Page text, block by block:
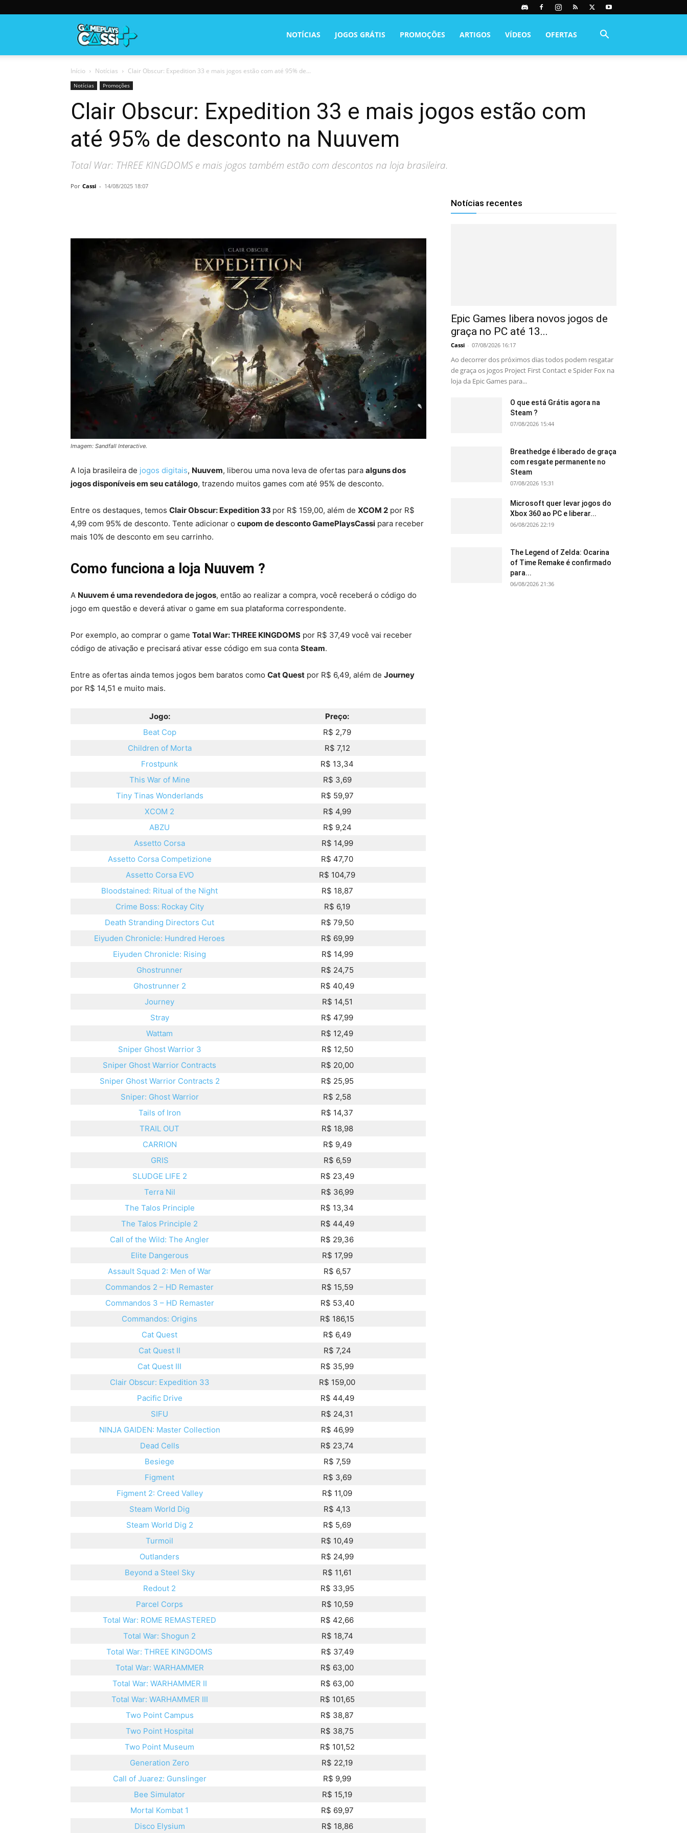
NOTÍCIAS JOGOS GRÁTIS PROMOÇÕES ARTIGOS VÍDEOS OFERTAS
Início Notícias Clair Obscur: Expedition 33 e mais jogos estão com até 95% de...
Notícias Promoções
Clair Obscur: Expedition 33 e mais jogos estão com
até 95% de desconto na Nuuvem
Total War: THREE KINGDOMS e mais jogos também estão com descontos na loja brasileira.
Por Cassi - 14/08/2025 18:07
Imagem: Sandfall Interactive.
A loja brasileira de jogos digitais, Nuuvem, liberou uma nova leva de ofertas para alguns dos
jogos disponíveis em seu catálogo, trazendo muitos games com até 95% de desconto.
Entre os destaques, temos Clair Obscur: Expedition 33 por R$ 159,00, além de XCOM 2 por R$
4,99 com 95% de desconto. Tente adicionar o cupom de desconto GamePlaysCassi para receber
mais 10% de desconto em seu carrinho.
Como funciona a loja Nuuvem ?
A Nuuvem é uma revendedora de jogos, então ao realizar a compra, você receberá o código do
jogo em questão e deverá ativar o game em sua plataforma correspondente.
Por exemplo, ao comprar o game Total War: THREE KINGDOMS por R$ 37,49 você vai receber
código de ativação e precisará ativar esse código em sua conta Steam.
Entre as ofertas ainda temos jogos bem baratos como Cat Quest por R$ 6,49, além de Journey
por R$ 14,51 e muito mais.
Jogo:
Preço:
Beat Cop
R$ 2,79
Children of Morta
R$ 7,12
Frostpunk
R$ 13,34
This War of Mine
R$ 3,69
Tiny Tinas Wonderlands
R$ 59,97
XCOM 2
R$ 4,99
ABZU
R$ 9,24
Assetto Corsa
R$ 14,99
Assetto Corsa Competizione
R$ 47,70
Assetto Corsa EVO
R$ 104,79
Bloodstained: Ritual of the Night
R$ 18,87
Crime Boss: Rockay City
R$ 6,19
Death Stranding Directors Cut
R$ 79,50
Eiyuden Chronicle: Hundred Heroes
R$ 69,99
Eiyuden Chronicle: Rising
R$ 14,99
Ghostrunner
R$ 24,75
Ghostrunner 2
R$ 40,49
Journey
R$ 14,51
Stray
R$ 47,99
Wattam
R$ 12,49
Sniper Ghost Warrior 3
R$ 12,50
Sniper Ghost Warrior Contracts
R$ 20,00
Sniper Ghost Warrior Contracts 2
R$ 25,95
Sniper: Ghost Warrior
R$ 2,58
Tails of Iron
R$ 14,37
TRAIL OUT
R$ 18,98
CARRION
R$ 9,49
GRIS
R$ 6,59
SLUDGE LIFE 2
R$ 23,49
Terra Nil
R$ 36,99
The Talos Principle
R$ 13,34
The Talos Principle 2
R$ 44,49
Call of the Wild: The Angler
R$ 29,36
Elite Dangerous
R$ 17,99
Assault Squad 2: Men of War
R$ 6,57
Commandos 2 – HD Remaster
R$ 15,59
Commandos 3 – HD Remaster
R$ 53,40
Commandos: Origins
R$ 186,15
Cat Quest
R$ 6,49
Cat Quest II
R$ 7,24
Cat Quest III
R$ 35,99
Clair Obscur: Expedition 33
R$ 159,00
Pacific Drive
R$ 44,49
SIFU
R$ 24,31
NINJA GAIDEN: Master Collection
R$ 46,99
Dead Cells
R$ 23,74
Besiege
R$ 7,59
Figment
R$ 3,69
Figment 2: Creed Valley
R$ 11,09
Steam World Dig
R$ 4,13
Steam World Dig 2
R$ 5,69
Turmoil
R$ 10,49
Outlanders
R$ 24,99
Beyond a Steel Sky
R$ 11,61
Redout 2
R$ 33,95
Parcel Corps
R$ 10,59
Total War: ROME REMASTERED
R$ 42,66
Total War: Shogun 2
R$ 18,74
Total War: THREE KINGDOMS
R$ 37,49
Total War: WARHAMMER
R$ 63,00
Total War: WARHAMMER II
R$ 63,00
Total War: WARHAMMER III
R$ 101,65
Two Point Campus
R$ 38,87
Two Point Hospital
R$ 38,75
Two Point Museum
R$ 101,52
Generation Zero
R$ 22,19
Call of Juarez: Gunslinger
R$ 9,99
Bee Simulator
R$ 15,19
Mortal Kombat 1
R$ 69,97
Disco Elysium
R$ 18,86
Notícias recentes
Epic Games libera novos jogos de
graça no PC até 13...
Cassi - 07/08/2026 16:17
Ao decorrer dos próximos dias todos podem resgatar
de graça os jogos Project First Contact e Spider Fox na
loja da Epic Games para...
O que está Grátis agora na
Steam ?
07/08/2026 15:44
Breathedge é liberado de graça
com resgate permanente no
Steam
07/08/2026 15:31
Microsoft quer levar jogos do
Xbox 360 ao PC e liberar...
06/08/2026 22:19
The Legend of Zelda: Ocarina
of Time Remake é confirmado
para...
06/08/2026 21:36